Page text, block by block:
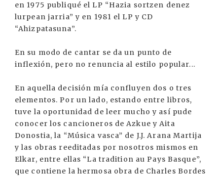
en 1975 publiqué el LP “Hazia sortzen denez
lurpean jarria” y en 1981 el LP y CD
“Ahizpatasuna”.
En su modo de cantar se da un punto de
inflexión, pero no renuncia al estilo popular...
En aquella decisión mía confluyen dos o tres
elementos. Por un lado, estando entre libros,
tuve la oportunidad de leer mucho y así pude
conocer los cancioneros de Azkue y Aita
Donostia, la “Música vasca” de J.J. Arana Martija
y las obras reeditadas por nosotros mismos en
Elkar, entre ellas “La tradition au Pays Basque”,
que contiene la hermosa obra de Charles Bordes